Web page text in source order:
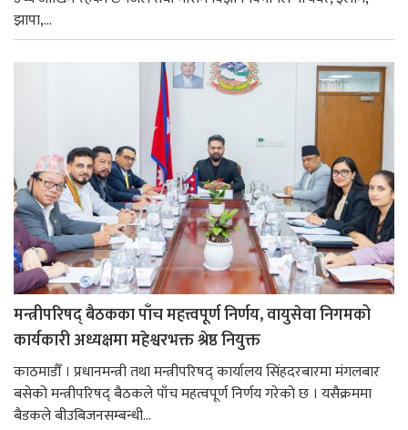
झापा,...
मन्त्रीपरिषद् बैठकका पाँच महत्त्वपूर्ण निर्णय, वायुसेवा निगमको
कार्यकारी अध्यक्षमा महेश्वरभक्त श्रेष्ठ नियुक्त
काठमाडौँ । प्रधानमन्त्री तथा मन्त्रीपरिषद् कार्यालय सिंहदरबारमा मंगलबार
बसेको मन्त्रीपरिषद् बैठकले पाँच महत्वपूर्ण निर्णय गरेको छ । यसैक्रममा
बैडकले बीउबिजनसम्बन्धी...